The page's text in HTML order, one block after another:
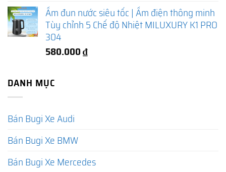
Ấm đun nước siêu tốc | Ấm điện thông minh
Tùy chỉnh 5 Chế độ Nhiệt MILUXURY K1 PRO
304
580.000₫
DANH MỤC
Bán Bugi Xe Audi
Bán Bugi Xe BMW
Bán Bugi Xe Mercedes